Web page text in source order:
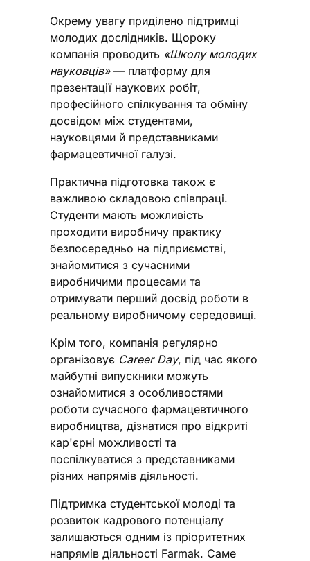
Окрему увагу приділено підтримці
молодих дослідників. Щороку
компанія проводить «Школу молодих
науковців»— платформу для
презентації наукових робіт,
професійного спілкування та обміну
досвідом між студентами,
науковцями й представниками
фармацевтичної галузі.
Практична підготовка також є
важливою складовою співпраці.
Студенти мають можливість
проходити виробничу практику
безпосередньо на підприємстві,
знайомитися з сучасними
виробничими процесами та
отримувати перший досвід роботи в
реальному виробничому середовищі.
Крім того, компанія регулярно
організовує Career Day, під час якого
майбутні випускники можуть
ознайомитися з особливостями
роботи сучасного фармацевтичного
виробництва, дізнатися про відкриті
кар'єрні можливості та
поспілкуватися з представниками
різних напрямів діяльності.
Підтримка студентської молоді та
розвиток кадрового потенціалу
залишаються одним із пріоритетних
напрямів діяльності Farmak. Саме